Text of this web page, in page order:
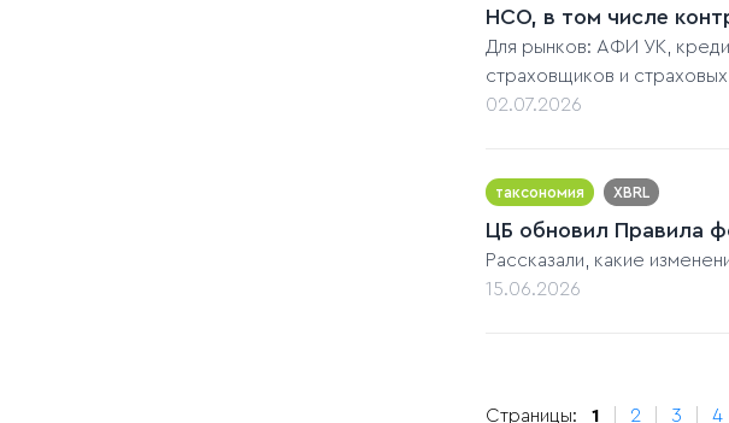
НСО, в том числе
Для рынков: АФИ УК,
страховщиков и
02.07.2026
таксономия XBRL
ЦБ обновил Правила
Рассказали, какие
15.06.2026
Страницы: 1 2 3 4